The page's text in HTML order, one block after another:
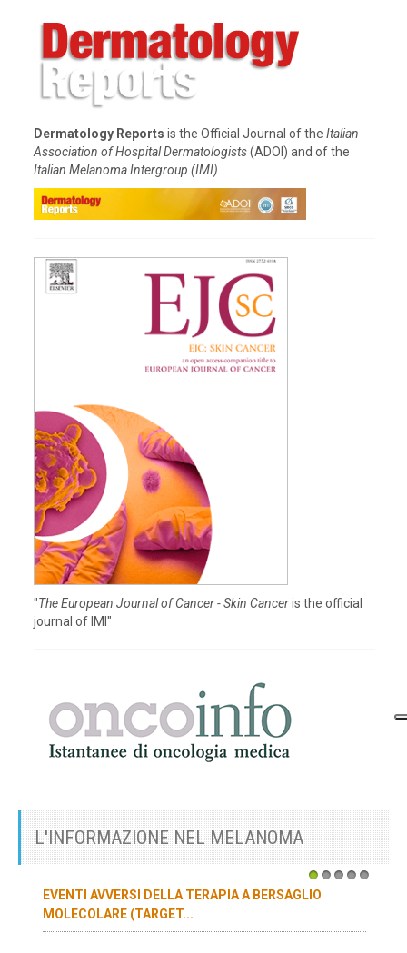
Dermatology Reports is the Official Journal of the Italian
Association of Hospital Dermatologists(ADOI) and of the
Italian Melanoma Intergroup (IMI).
"The European Journal of Cancer - Skin Canceris the official
journal of IMI"
L'INFORMAZIONE NEL MELANOMA
1
EVENTI AVVERSI DELLA TERAPIA A BERSAGLIO
MOLECOLARE (TARGET...